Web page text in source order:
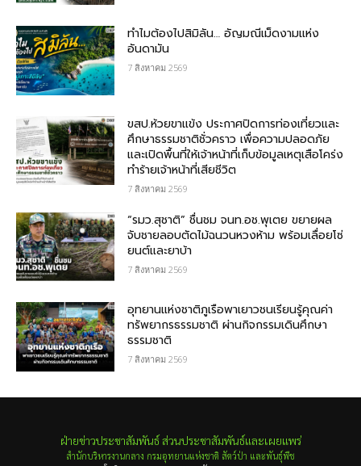
ทำไมต้องไปสิมิลัน… อัญมณีเม็ดงามแห่ง
อันดามัน
7 สิงหาคม 2569
ขสป.ห้วยขาแข้ง ประกาศปิดการท่องเที่ยวและ
ศึกษาธรรมชาติชั่วคราว เพื่อความปลอดภัย
และเปิดพื้นที่ให้เจ้าหน้าที่เก็บข้อมูลเหตุเสือโคร่ง
ทำร้ายเจ้าหน้าที่เสียชีวิต
7 สิงหาคม 2569
“รมว.สุชาติ” ชื่นชม​ จนท.อช.พุเตย​ ขยายผล
จับชายลอบตัดไม้ฉนวนหวงห้าม พร้อมเลื่อยโซ่
ยนต์และยาบ้า
7 สิงหาคม 2569
อุทยานแห่งชาติภูเรือพาเยาวชนเรียนรู้คุณค่า
ทรัพยากรธรรมชาติ ผ่านกิจกรรมเดินศึกษา
ธรรมชาติ
7 สิงหาคม 2569
ฝ่ายข่าวประชาสัมพันธ์ ส่วนประชาสัมพันธ์และเผยแพร่
สำนักบริหารงานกลาง กรมอุทยานแห่งชาติ สัตว์ป่า และพันธุ์พืช